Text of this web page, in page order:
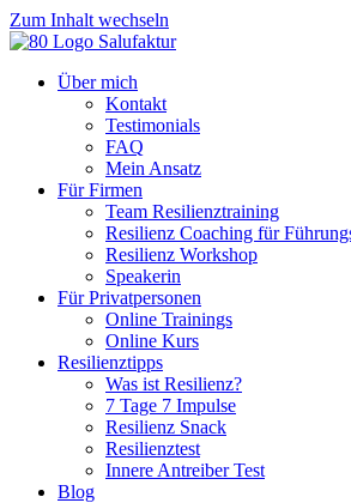
Zum Inhalt wechseln
Über mich
Kontakt
Testimonials
FAQ
Mein Ansatz
Für Firmen
Team Resilienztraining
Resilienz Coaching für
Resilienz Workshop
Speakerin
Für Privatpersonen
Online Trainings
Online Kurs
Resilienztipps
Was ist Resilienz?
7 Tage 7 Impulse
Resilienz Snack
Resilienztest
Innere Antreiber Test
Blog